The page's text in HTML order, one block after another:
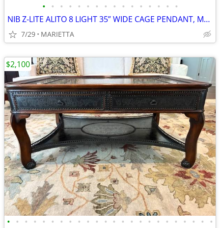
• • • • • • • • • • • • • • • •
NIB Z-LITE ALITO 8 LIGHT 35” WIDE CAGE PENDANT, MODEL 6015-8MB BLK
7/29 MARIETTA
• • • • • • • • • • • • • • • • • • • • • • • •
$2,100